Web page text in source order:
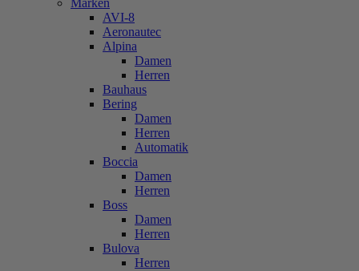
Marken
AVI-8
Aeronautec
Alpina
Damen
Herren
Bauhaus
Bering
Damen
Herren
Automatik
Boccia
Damen
Herren
Boss
Damen
Herren
Bulova
Herren